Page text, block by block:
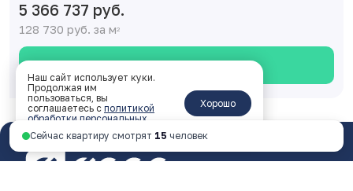
5 366 737 руб.
128 730 руб. за м2
Смотреть планировку
Сейчас квартиру смотрят 15 человек
Наш сайт использует куки.
Продолжая им
пользоваться, вы
соглашаетесь с политикой
обработки персональных
данных
Хорошо